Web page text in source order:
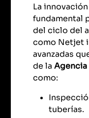
La
fundamental
del ciclo del
como Netjet
avanzadas
de laAgencia
como:
tuberías.